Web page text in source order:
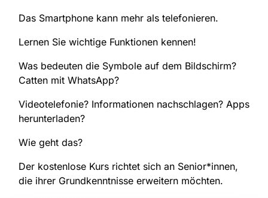
Das Smartphone kann mehr als telefonieren.
Lernen Sie wichtige Funktionen kennen!
Was bedeuten die Symbole auf dem Bildschirm?
Catten mit WhatsApp?
Videotelefonie? Informationen nachschlagen? Apps
herunterladen?
Wie geht das?
Der kostenlose Kurs richtet sich an Senior*innen,
die ihrer Grundkenntnisse erweitern möchten.